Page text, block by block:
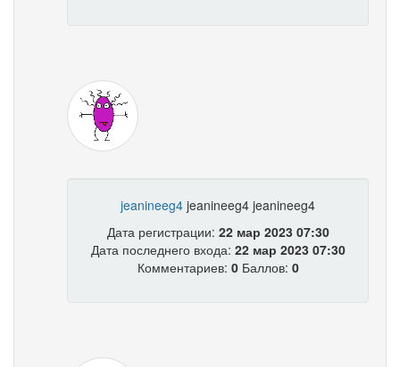
jeanineeg4 jeanineeg4 jeanineeg4
Дата регистрации: 22 мар 2023 07:30
Дата последнего входа: 22 мар 2023 07:30
Комментариев: 0Баллов: 0